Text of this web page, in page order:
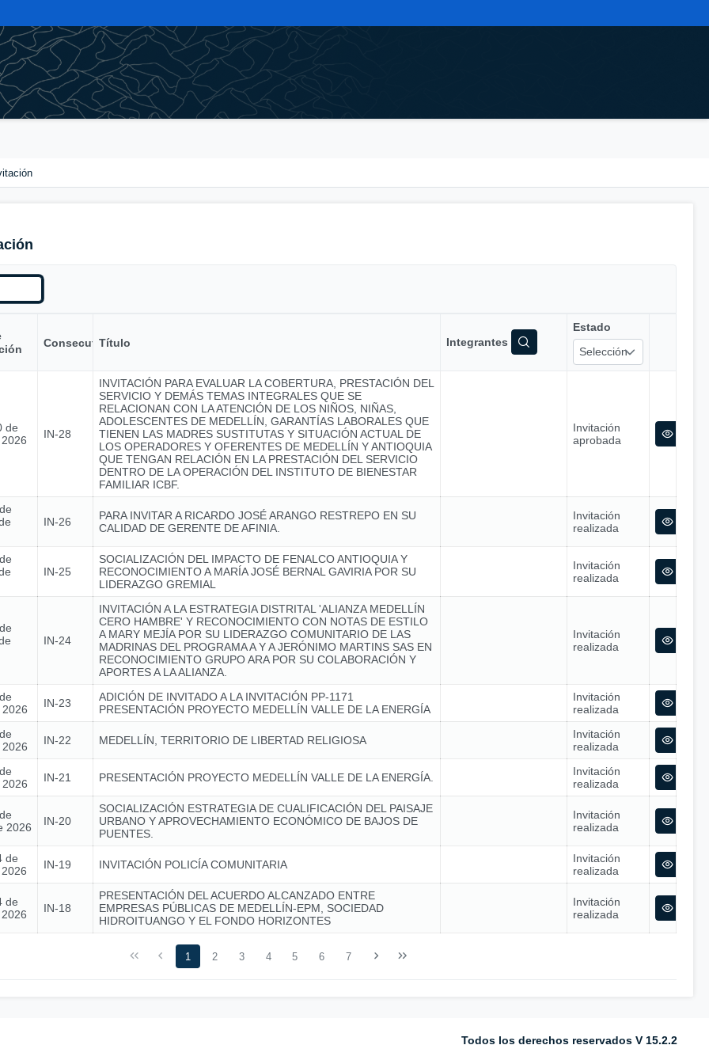
ConsecutivoTítulo Integrantes
Estado
Selección
de
IN-28
INVITACIÓN PARA EVALUAR LA COBERTURA, PRESTACIÓN DEL
SERVICIO Y DEMÁS TEMAS INTEGRALES QUE SE
RELACIONAN CON LA ATENCIÓN DE LOS NIÑOS, NIÑAS,
ADOLESCENTES DE MEDELLÍN, GARANTÍAS LABORALES QUE
TIENEN LAS MADRES SUSTITUTAS Y SITUACIÓN ACTUAL DE
LOS OPERADORES Y OFERENTES DE MEDELLÍN Y ANTIOQUIA
QUE TENGAN RELACIÓN EN LA PRESTACIÓN DEL SERVICIO
DENTRO DE LA OPERACIÓN DEL INSTITUTO DE BIENESTAR
FAMILIAR ICBF.
Invitación
aprobada
IN-26
PARA INVITAR A RICARDO JOSÉ ARANGO RESTREPO EN SU
CALIDAD DE GERENTE DE AFINIA.
Invitación
realizada
IN-25
SOCIALIZACIÓN DEL IMPACTO DE FENALCO ANTIOQUIA Y
RECONOCIMIENTO A MARÍA JOSÉ BERNAL GAVIRIA POR SU
LIDERAZGO GREMIAL
Invitación
realizada
IN-24
INVITACIÓN A LA ESTRATEGIA DISTRITAL 'ALIANZA MEDELLÍN
CERO HAMBRE' Y RECONOCIMIENTO CON NOTAS DE ESTILO
A MARY MEJÍA POR SU LIDERAZGO COMUNITARIO DE LAS
MADRINAS DEL PROGRAMA A Y A JERÓNIMO MARTINS SAS EN
RECONOCIMIENTO GRUPO ARA POR SU COLABORACIÓN Y
APORTES A LA ALIANZA.
Invitación
realizada
IN-23
ADICIÓN DE INVITADO A LA INVITACIÓN PP-1171
PRESENTACIÓN PROYECTO MEDELLÍN VALLE DE LA ENERGÍA
Invitación
realizada
IN-22 MEDELLÍN, TERRITORIO DE LIBERTAD RELIGIOSA
Invitación
realizada
IN-21 PRESENTACIÓN PROYECTO MEDELLÍN VALLE DE LA ENERGÍA.
Invitación
realizada
2026
IN-20
SOCIALIZACIÓN ESTRATEGIA DE CUALIFICACIÓN DEL PAISAJE
URBANO Y APROVECHAMIENTO ECONÓMICO DE BAJOS DE
PUENTES.
Invitación
realizada
de
IN-19 INVITACIÓN POLICÍA COMUNITARIA
Invitación
realizada
de
IN-18
PRESENTACIÓN DEL ACUERDO ALCANZADO ENTRE
EMPRESAS PÚBLICAS DE MEDELLÍN-EPM, SOCIEDAD
HIDROITUANGO Y EL FONDO HORIZONTES
Invitación
realizada
1 2 3 4 5 6 7
Todos los derechos reservados V 15.2.2